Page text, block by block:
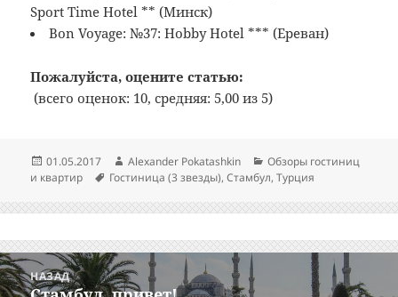
Sport Time Hotel ** (Минск)
Bon Voyage: №37: Hobby Hotel *** (Ереван)
Пожалуйста, оцените статью:
(всего оценок: 10, средняя: 5,00 из 5)
Опубликовано
01.05.2017 Автор
Alexander Pokatashkin Рубрики
Обзоры гостиниц
и квартир
Метки
Гостиница (3 звезды),Стамбул,Турция
Навигация
по
НАЗАД